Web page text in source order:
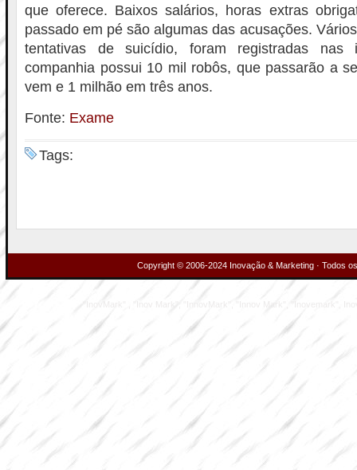
que oferece. Baixos salários, horas extras
passado em pé são algumas das acusações.
tentativas de suicídio, foram registradas nas
companhia possui 10 mil robôs, que passarão a
vem e 1 milhão em três anos.
Fonte: Exame
Tags:
Copyright © 2006-2024 Inovação & Marketing · Todos